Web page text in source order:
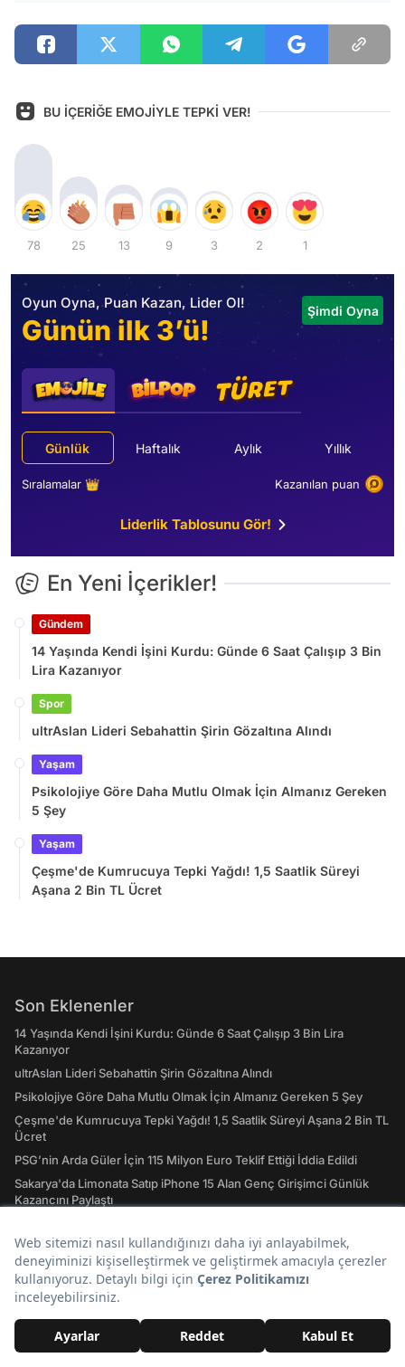
BU İÇERİĞE EMOJİYLE TEPKİ VER!
78 25 13 9 3 2 1
Oyun Oyna, Puan Kazan, Lider Ol!
Günün ilk 3’ü!
Şimdi Oyna
Günlük Haftalık Aylık Yıllık
Sıralamalar 👑 Kazanılan puan
Liderlik Tablosunu Gör!
En Yeni İçerikler!
Gündem
14 Yaşında Kendi İşini Kurdu: Günde 6 Saat Çalışıp 3 Bin
Lira Kazanıyor
Spor
ultrAslan Lideri Sebahattin Şirin Gözaltına Alındı
Yaşam
Psikolojiye Göre Daha Mutlu Olmak İçin Almanız Gereken
5 Şey
Yaşam
Çeşme'de Kumrucuya Tepki Yağdı! 1,5 Saatlik Süreyi
Aşana 2 Bin TL Ücret
Son Eklenenler
14 Yaşında Kendi İşini Kurdu: Günde 6 Saat Çalışıp 3 Bin Lira
Kazanıyor
ultrAslan Lideri Sebahattin Şirin Gözaltına Alındı
Psikolojiye Göre Daha Mutlu Olmak İçin Almanız Gereken 5 Şey
Çeşme'de Kumrucuya Tepki Yağdı! 1,5 Saatlik Süreyi Aşana 2 Bin TL
Ücret
PSG’nin Arda Güler İçin 115 Milyon Euro Teklif Ettiği İddia Edildi
Sakarya'da Limonata Satıp iPhone 15 Alan Genç Girişimci Günlük
Kazancını Paylaştı
Günün Popüler Başlıkları
Sokak Röportajında Gurbetçi Türkiye ile Avrupa'yı Kıyasladı:
"Türkiye’deki Yolların Çoğu Avrupa’da Yok"
Uzun Süredir Kanserle Mücadele Eden Şarkıcı Cansever Hayatını
Kaybetti
Güvenlik Müdahale Etti: Manifest'in Bodrum'da Verdiği Konserde